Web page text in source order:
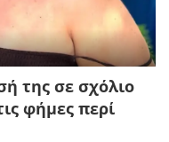
της σε σχόλιο
φήμες περί